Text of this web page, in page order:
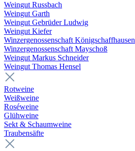
Weingut Russbach
Weingut Garth
Weingut Gebrüder Ludwig
Weingut Kiefer
Winzergenossenschaft Königschaffhausen
Winzergenossenschaft Mayschoß
Weingut Markus Schneider
Weingut Thomas Hensel
Rotweine
Weißweine
Roséweine
Glühweine
Sekt & Schaumweine
Traubensäfte